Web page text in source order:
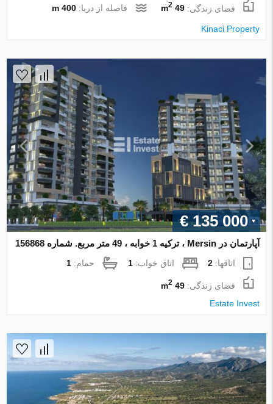
فضای زندگی:49 m
2 فاصله از دریا:400 m
Kinaci Property
€ 135 000
آپارتمان در Mersin ، ترکیه 1 خوابه ، 49 متر مربع. شماره 156868
اتاقها:2 اتاق خواب:1 حمام:1
فضای زندگی:49 m
2
Estate Invest